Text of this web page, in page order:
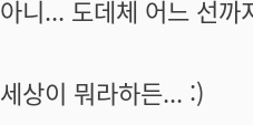
아니... 도데체 어느 선
세상이 뭐라하든... :)